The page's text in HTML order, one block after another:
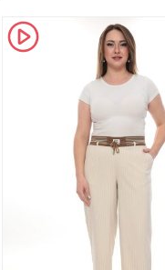
stella brand
ملابس
Giyim, Romano
موقع ستيلا للبيع بالجملة على الإنترنت stella
K